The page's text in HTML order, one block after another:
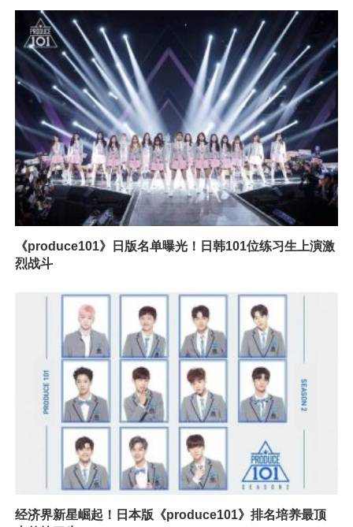
《produce101》日版名单曝光！日韩101位练习生上演激
烈战斗
经济界新星崛起！日本版《produce101》排名培养最顶